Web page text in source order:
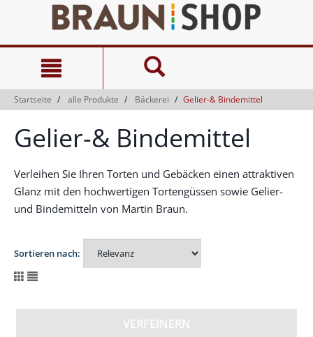
springen
Navigationsmenü
springen
Startseite alle Produkte Bäckerei Gelier-& Bindemittel
Gelier-& Bindemittel
Verleihen Sie Ihren Torten und Gebäcken einen attraktiven
Glanz mit den hochwertigen Tortengüssen sowie Gelier-
und Bindemitteln von Martin Braun.
Sortieren nach:
VERFEINERN